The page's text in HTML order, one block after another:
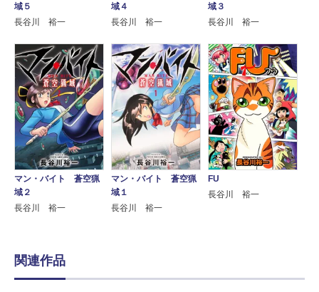
域５
長谷川 裕一
域４
長谷川 裕一
域３
長谷川 裕一
マン・バイト 蒼空猟
域２
長谷川 裕一
マン・バイト 蒼空猟
域１
長谷川 裕一
FU
長谷川 裕一
関連作品